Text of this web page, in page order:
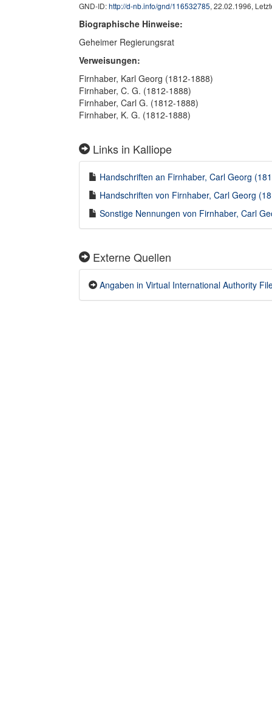
GND-ID:http://d-nb.info/gnd/116532785, 22.02.1996,
Biographische Hinweise:
Geheimer Regierungsrat
Verweisungen:
Firnhaber, Karl Georg (1812-1888)
Firnhaber, C. G. (1812-1888)
Firnhaber, Carl G. (1812-1888)
Firnhaber, K. G. (1812-1888)
Links in Kalliope
Handschriften an Firnhaber, Carl Georg
Handschriften von Firnhaber, Carl Georg
Sonstige Nennungen von Firnhaber, Carl
Externe Quellen
Angaben in Virtual International Authority